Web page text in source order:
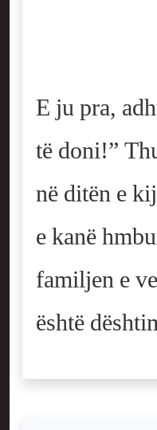
E ju pra,
të doni!”
në ditën e
e kanë
familjen e
është